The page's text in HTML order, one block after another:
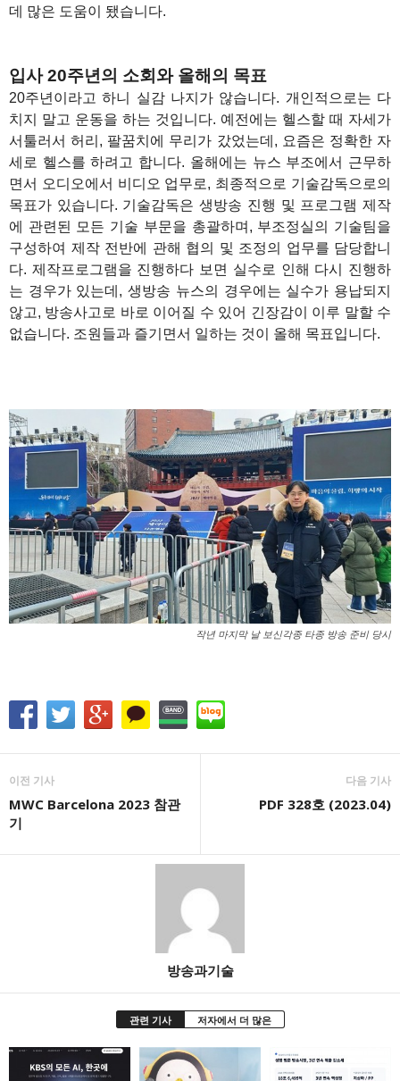
데 많은 도움이 됐습니다.
입사 20주년의 소회와 올해의 목표
20주년이라고 하니 실감 나지가 않습니다. 개인적으로는 다
치지 말고 운동을 하는 것입니다. 예전에는 헬스할 때 자세가
서툴러서 허리, 팔꿈치에 무리가 갔었는데, 요즘은 정확한 자
세로 헬스를 하려고 합니다. 올해에는 뉴스 부조에서 근무하
면서 오디오에서 비디오 업무로, 최종적으로 기술감독으로의
목표가 있습니다. 기술감독은 생방송 진행 및 프로그램 제작
에 관련된 모든 기술 부문을 총괄하며, 부조정실의 기술팀을
구성하여 제작 전반에 관해 협의 및 조정의 업무를 담당합니
다. 제작프로그램을 진행하다 보면 실수로 인해 다시 진행하
는 경우가 있는데, 생방송 뉴스의 경우에는 실수가 용납되지
않고, 방송사고로 바로 이어질 수 있어 긴장감이 이루 말할 수
없습니다. 조원들과 즐기면서 일하는 것이 올해 목표입니다.
작년 마지막 날 보신각종 타종 방송 준비 당시
이전 기사
MWC Barcelona 2023 참관
기
다음 기사
PDF 328호 (2023.04)
방송과기술
관련 기사 저자에서 더 많은